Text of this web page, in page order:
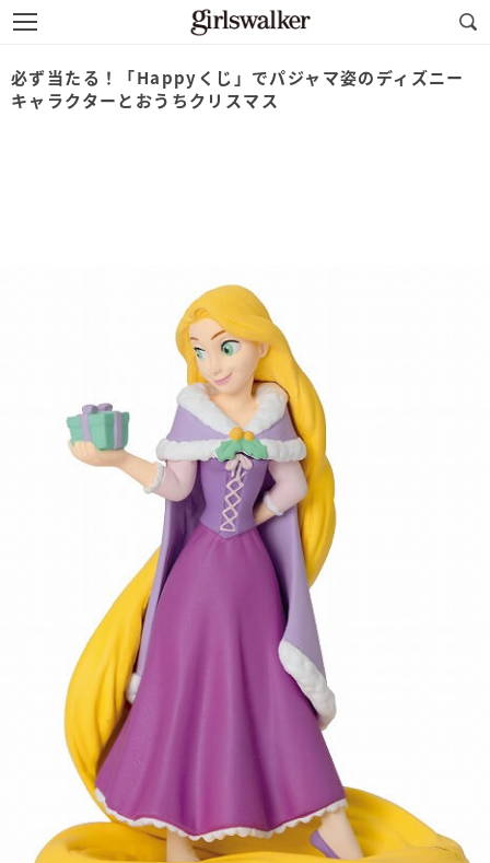
必ず当たる！「Happyくじ」でパジャマ姿のディズニー
キャラクターとおうちクリスマス